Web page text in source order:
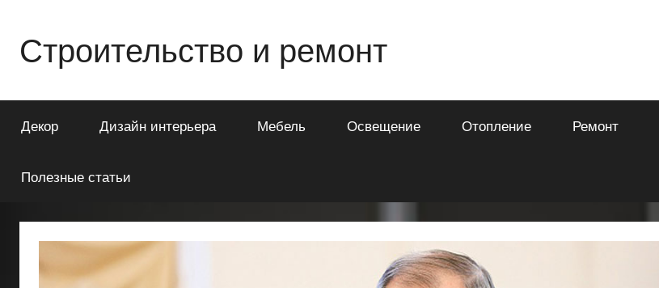
содержимому
Строительство и ремонт
о
строительстве
Декор Дизайн интерьера Мебель Освещение Отопление Ремонт
Полезные статьи